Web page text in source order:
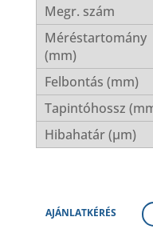
AJÁNLATKÉRÉS